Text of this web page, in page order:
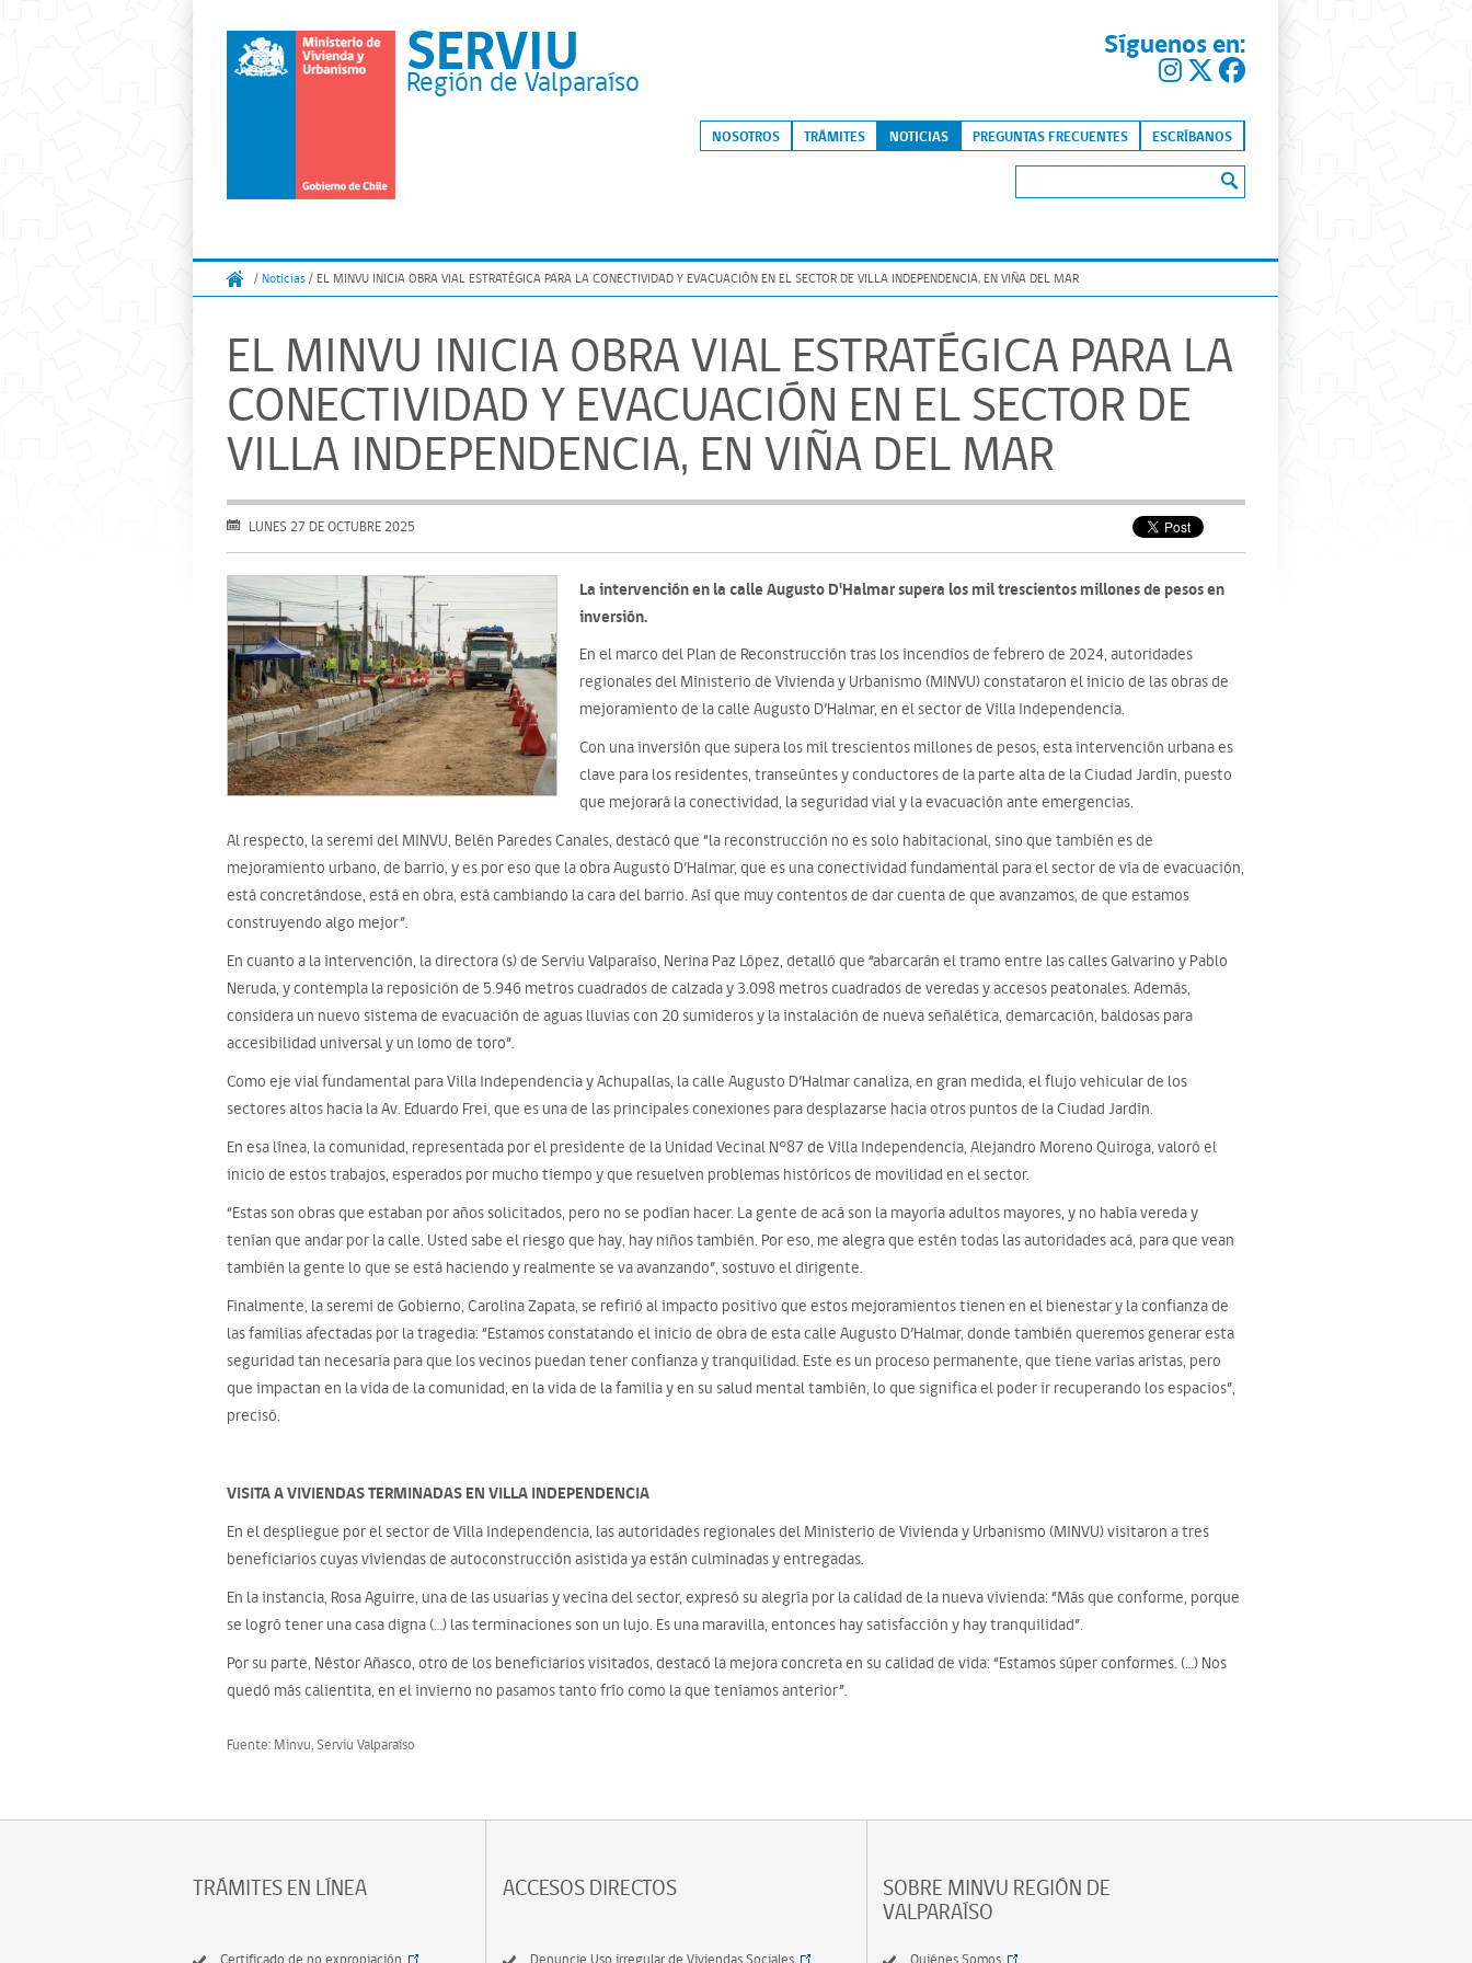
SERVIU
Región de Valparaíso
Síguenos en:
Skip to content
NOSOTROS TRÁMITES NOTICIAS PREGUNTAS FRECUENTES ESCRÍBANOS
/ Noticias / EL MINVU INICIA OBRA VIAL ESTRATÉGICA PARA LA CONECTIVIDAD Y EVACUACIÓN EN EL SECTOR DE VILLA INDEPENDENCIA, EN VIÑA DEL MAR
EL MINVU INICIA OBRA VIAL ESTRATÉGICA PARA LA
CONECTIVIDAD Y EVACUACIÓN EN EL SECTOR DE
VILLA INDEPENDENCIA, EN VIÑA DEL MAR
LUNES 27 DE OCTUBRE 2025
La intervención en la calle Augusto D'Halmar supera los mil trescientos millones de pesos en
inversión.
En el marco del Plan de Reconstrucción tras los incendios de febrero de 2024, autoridades
regionales del Ministerio de Vivienda y Urbanismo (MINVU) constataron el inicio de las obras de
mejoramiento de la calle Augusto D’Halmar, en el sector de Villa Independencia.
Con una inversión que supera los mil trescientos millones de pesos, esta intervención urbana es
clave para los residentes, transeúntes y conductores de la parte alta de la Ciudad Jardín, puesto
que mejorará la conectividad, la seguridad vial y la evacuación ante emergencias.
Al respecto, la seremi del MINVU, Belén Paredes Canales, destacó que “la reconstrucción no es solo habitacional, sino que también es de
mejoramiento urbano, de barrio, y es por eso que la obra Augusto D’Halmar, que es una conectividad fundamental para el sector de vía de evacuación,
está concretándose, está en obra, está cambiando la cara del barrio. Así que muy contentos de dar cuenta de que avanzamos, de que estamos
construyendo algo mejor”.
En cuanto a la intervención, la directora (s) de Serviu Valparaíso, Nerina Paz López, detalló que “abarcarán el tramo entre las calles Galvarino y Pablo
Neruda, y contempla la reposición de 5.946 metros cuadrados de calzada y 3.098 metros cuadrados de veredas y accesos peatonales. Además,
considera un nuevo sistema de evacuación de aguas lluvias con 20 sumideros y la instalación de nueva señalética, demarcación, baldosas para
accesibilidad universal y un lomo de toro”.
Como eje vial fundamental para Villa Independencia y Achupallas, la calle Augusto D’Halmar canaliza, en gran medida, el flujo vehicular de los
sectores altos hacia la Av. Eduardo Frei, que es una de las principales conexiones para desplazarse hacia otros puntos de la Ciudad Jardín.
En esa línea, la comunidad, representada por el presidente de la Unidad Vecinal N°87 de Villa Independencia, Alejandro Moreno Quiroga, valoró el
inicio de estos trabajos, esperados por mucho tiempo y que resuelven problemas históricos de movilidad en el sector.
“Estas son obras que estaban por años solicitados, pero no se podían hacer. La gente de acá son la mayoría adultos mayores, y no había vereda y
tenían que andar por la calle. Usted sabe el riesgo que hay, hay niños también. Por eso, me alegra que estén todas las autoridades acá, para que vean
también la gente lo que se está haciendo y realmente se va avanzando”, sostuvo el dirigente.
Finalmente, la seremi de Gobierno, Carolina Zapata, se refirió al impacto positivo que estos mejoramientos tienen en el bienestar y la confianza de
las familias afectadas por la tragedia: “Estamos constatando el inicio de obra de esta calle Augusto D’Halmar, donde también queremos generar esta
seguridad tan necesaria para que los vecinos puedan tener confianza y tranquilidad. Este es un proceso permanente, que tiene varias aristas, pero
que impactan en la vida de la comunidad, en la vida de la familia y en su salud mental también, lo que significa el poder ir recuperando los espacios”,
precisó.
VISITA A VIVIENDAS TERMINADAS EN VILLA INDEPENDENCIA
En el despliegue por el sector de Villa Independencia, las autoridades regionales del Ministerio de Vivienda y Urbanismo (MINVU) visitaron a tres
beneficiarios cuyas viviendas de autoconstrucción asistida ya están culminadas y entregadas.
En la instancia, Rosa Aguirre, una de las usuarias y vecina del sector, expresó su alegría por la calidad de la nueva vivienda: “Más que conforme, porque
se logró tener una casa digna (…) las terminaciones son un lujo. Es una maravilla, entonces hay satisfacción y hay tranquilidad”.
Por su parte, Néstor Añasco, otro de los beneficiarios visitados, destacó la mejora concreta en su calidad de vida: “Estamos súper conformes. (…) Nos
quedó más calientita, en el invierno no pasamos tanto frío como la que teníamos anterior”.
Fuente: Minvu, Serviu Valparaíso
TRÁMITES EN LÍNEA
Certificado de no expropiación
ACCESOS DIRECTOS
Denuncie Uso irregular de Viviendas Sociales
SOBRE MINVU REGIÓN DE
VALPARAÍSO
Quiénes Somos